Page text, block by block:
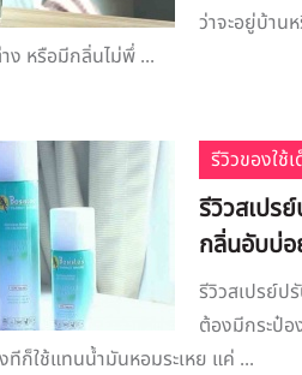
ว่าจะอยู่บ้าน
ง หรือมีกลิ่นไม่พึ่ ...
รีวิวของใช้
รีวิวสเปร
กลิ่นอับบ่
รีวิวสเปรย์ป
ต้องมีกระป๋อ
ก็ใช้แทนน้ำมันหอมระเหย แค่ ...